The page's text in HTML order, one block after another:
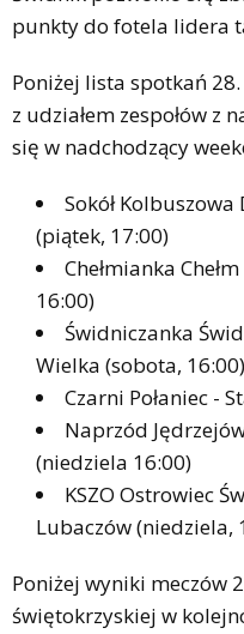
punkty do fotela lidera
Poniżej lista spotkań
z udziałem zespołów z
się w nadchodzący
Sokół
(piątek, 17:00)
Chełmianka
16:00)
Świdniczanka
Wielka (sobota, 16:00)
Czarni Połaniec -
Naprzód
(niedziela 16:00)
KSZO Ostrowiec
Lubaczów (niedziela,
Poniżej wyniki meczów
świętokrzyskiej w